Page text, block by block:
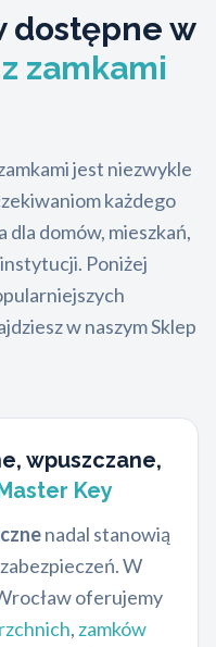
dostępne w
zamkami
jest niezwykle
każdego
domów, mieszkań,
Poniżej
w naszym Sklep
wpuszczane,
Key
nadal stanowią
W
oferujemy
, zamków